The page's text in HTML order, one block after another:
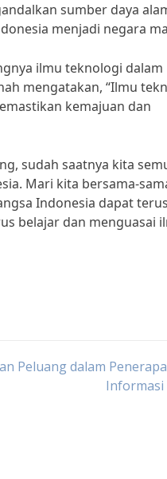
sumber daya
menjadi negara
ilmu teknologi dalam
mengatakan, “Ilmu
kemajuan dan
sudah saatnya kita
Mari kita bersama-
Indonesia dapat
belajar dan menguasai
Peluang dalam
Informasi